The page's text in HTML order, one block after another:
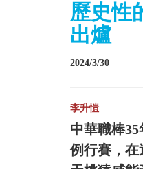
歷史性
出爐
2024/3/30
李升愷
中華職棒
例行賽，在